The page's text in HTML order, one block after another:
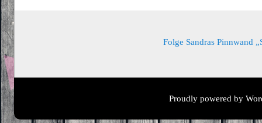
Folge Sandras Pinnwand
Proudly powered by